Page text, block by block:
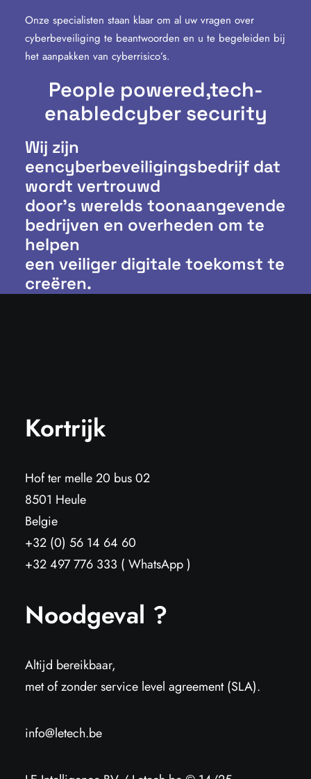
Onze specialisten staan klaar om al uw vragen over
cyberbeveiliging te beantwoorden en u te begeleiden bij
het aanpakken van cyberrisico’s.
People powered,tech-
enabledcyber security
Wij zijn
eencyberbeveiligingsbedrijf dat
wordt vertrouwd
door’s werelds toonaangevende
bedrijven en overheden om te
helpen
een veiliger digitale toekomst te
creëren.
Kortrijk
Hof ter melle 20 bus 02
8501 Heule
Belgie
+32 (0) 56 14 64 60
+32 497 776 333 ( WhatsApp )
Noodgeval ?
Altijd bereikbaar,
met of zonder service level agreement (SLA).
info@letech.be